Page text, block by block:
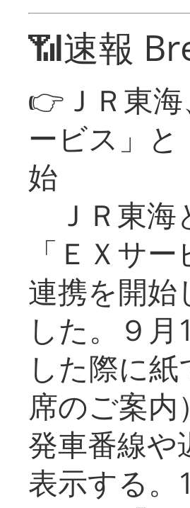
📶速報
👉ＪＲ東
ービス」
始
ＪＲ東海
「ＥＸサ
連携を開始
した。９
した際に
席のご案
発車番線や
表示する。